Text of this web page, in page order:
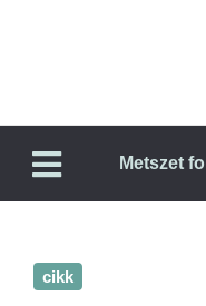
Metszet
cikk